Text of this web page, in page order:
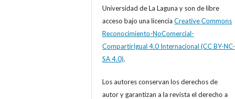
Universidad de La Laguna y son de libre
acceso bajo una licencia Creative Commons
Reconocimiento-NoComercial-
CompartirIgual 4.0 Internacional (CC BY-NC-
SA 4.0).
Los autores conservan los derechos de
autor y garantizan a la revista el derecho a